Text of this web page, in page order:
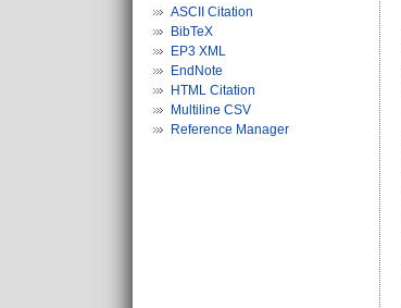
ASCII Citation
BibTeX
EP3 XML
EndNote
HTML Citation
Multiline CSV
Reference Manager